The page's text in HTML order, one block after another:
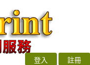
登入 註冊